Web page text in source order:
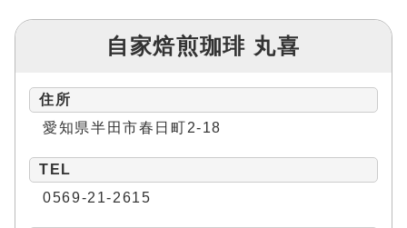
自家焙煎珈琲 丸喜
住所
愛知県半田市春日町2-18
TEL
0569-21-2615